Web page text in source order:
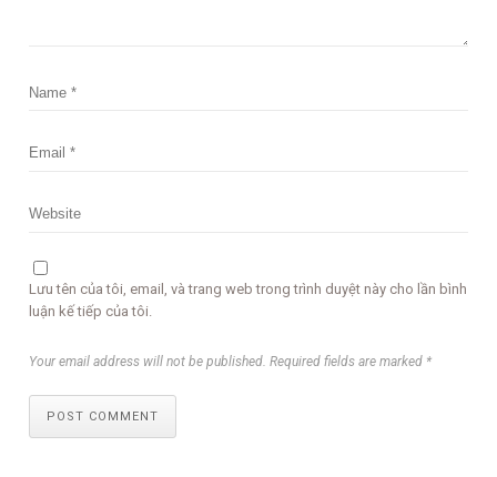
Lưu tên của tôi, email, và trang web trong trình duyệt này cho lần bình
luận kế tiếp của tôi.
Your email address will not be published. Required fields are marked *
POST COMMENT